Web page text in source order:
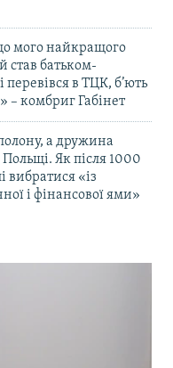
мого найкращого
став батьком-
перевівся в ТЦК, б’ють
– комбриг Габінет
а дружина
Польщі. Як після 1000
вибратися «із
і фінансової ями»